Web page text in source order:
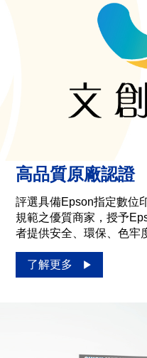
高品質原廠認證
評選具備Epson指定數位
規範之優質商家，授予
者提供安全、環保、色牢
了解更多